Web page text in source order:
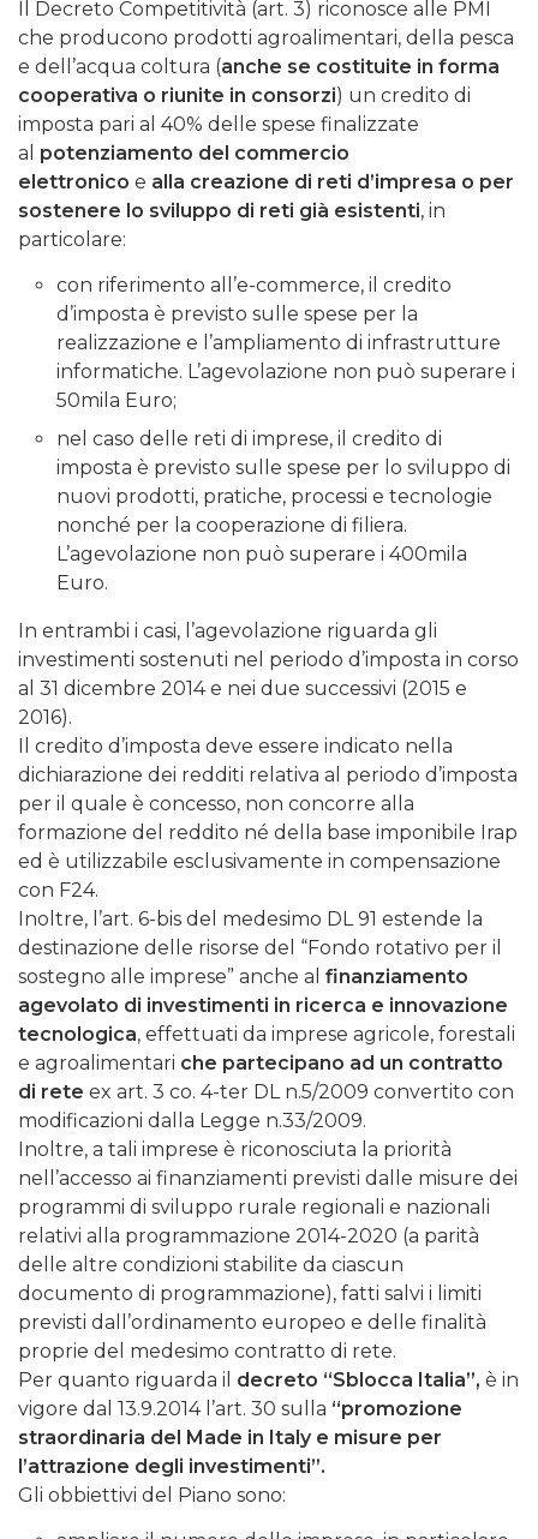
Il Decreto Competitività (art. 3) riconosce alle PMI
che producono prodotti agroalimentari, della pesca
e dell’acqua coltura (anche se costituite in forma
cooperativa o riunite in consorzi) un credito di
imposta pari al 40% delle spese finalizzate
al potenziamento del commercio
elettronico e alla creazione di reti d’impresa o per
sostenere lo sviluppo di reti già esistenti, in
particolare:
con riferimento all’e-commerce, il credito
d’imposta è previsto sulle spese per la
realizzazione e l’ampliamento di infrastrutture
informatiche. L’agevolazione non può superare i
50mila Euro;
nel caso delle reti di imprese, il credito di
imposta è previsto sulle spese per lo sviluppo di
nuovi prodotti, pratiche, processi e tecnologie
nonché per la cooperazione di filiera.
L’agevolazione non può superare i 400mila
Euro.
In entrambi i casi, l’agevolazione riguarda gli
investimenti sostenuti nel periodo d’imposta in corso
al 31 dicembre 2014 e nei due successivi (2015 e
2016).
Il credito d’imposta deve essere indicato nella
dichiarazione dei redditi relativa al periodo d’imposta
per il quale è concesso, non concorre alla
formazione del reddito né della base imponibile Irap
ed è utilizzabile esclusivamente in compensazione
con F24.
Inoltre, l’art. 6-bis del medesimo DL 91 estende la
destinazione delle risorse del “Fondo rotativo per il
sostegno alle imprese” anche al finanziamento
agevolato di investimenti in ricerca e innovazione
tecnologica, effettuati da imprese agricole, forestali
e agroalimentari che partecipano ad un contratto
di rete ex art. 3 co. 4-ter DL n.5/2009 convertito con
modificazioni dalla Legge n.33/2009.
Inoltre, a tali imprese è riconosciuta la priorità
nell’accesso ai finanziamenti previsti dalle misure dei
programmi di sviluppo rurale regionali e nazionali
relativi alla programmazione 2014-2020 (a parità
delle altre condizioni stabilite da ciascun
documento di programmazione), fatti salvi i limiti
previsti dall’ordinamento europeo e delle finalità
proprie del medesimo contratto di rete.
Per quanto riguarda il decreto “Sblocca Italia”, è in
vigore dal 13.9.2014 l’art. 30 sulla “promozione
straordinaria del Made in Italy e misure per
l’attrazione degli investimenti”.
Gli obbiettivi del Piano sono: